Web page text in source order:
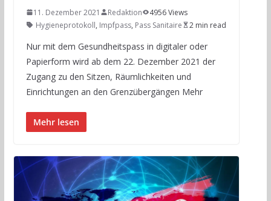
11. Dezember 2021 Redaktion
4956 Views
Hygieneprotokoll, Impfpass, Pass Sanitaire 2 min read
Nur mit dem Gesundheitspass in digitaler oder
Papierform wird ab dem 22. Dezember 2021 der
Zugang zu den Sitzen, Räumlichkeiten und
Einrichtungen an den Grenzübergängen Mehr
Mehr lesen